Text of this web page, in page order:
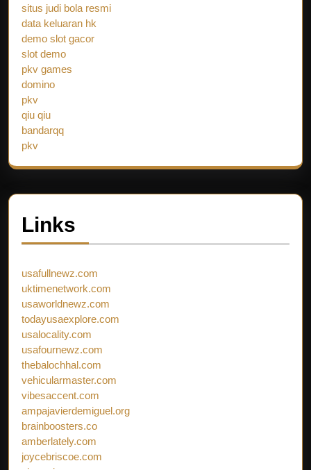
situs judi bola resmi
data keluaran hk
demo slot gacor
slot demo
pkv games
domino
pkv
qiu qiu
bandarqq
pkv
Links
usafullnewz.com
uktimenetwork.com
usaworldnewz.com
todayusaexplore.com
usalocality.com
usafournewz.com
thebalochhal.com
vehicularmaster.com
vibesaccent.com
ampajavierdemiguel.org
brainboosters.co
amberlately.com
joycebriscoe.com